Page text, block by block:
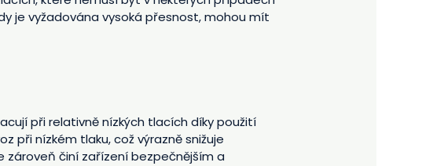
je vyžadována vysoká přesnost, mohou mít
při relativně nízkých tlacích díky použití
při nízkém tlaku, což výrazně snižuje
zároveň činí zařízení bezpečnějším a